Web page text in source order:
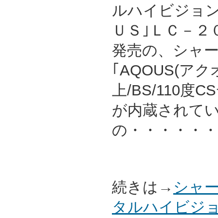
ルハイビジョ
ＵＳ｣ＬＣ－２
発売の、シャ
｢AQOUS(アク
上/BS/110度
が内蔵されて
の・・・・・
続きは→ シャ
タルハイビジ